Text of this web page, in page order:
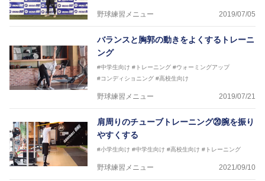
野球練習メニュー 2019/07/05
バランスと胸郭の動きをよくするトレーニ
ング
#中学生向け #トレーニング #ウォーミングアップ
#コンディショニング #高校生向け
野球練習メニュー 2019/07/21
肩周りのチューブトレーニング⑳腕を振り
やすくする
#小学生向け #中学生向け #高校生向け #トレーニング
野球練習メニュー 2021/09/10